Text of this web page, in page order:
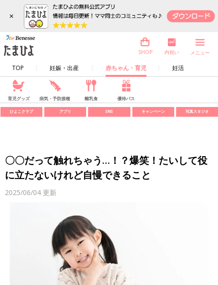
×
TOP 妊娠・出産 赤ちゃん・育児 妊活
SHOP 内祝い メニュー
育児グッズ 病気・予防接種 離乳食 優待パス
ひよこクラブ アプリ SNS キャンペーン 写真スタジオ
〇〇だって触れちゃう…！？爆笑！たいして役
に立たないけれど自慢できること
2025/06/04 更新